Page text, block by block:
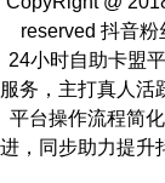
reserved 抖音粉
24小时自助卡盟
服务，主打真人活
平台操作流程简
进，同步助力提升